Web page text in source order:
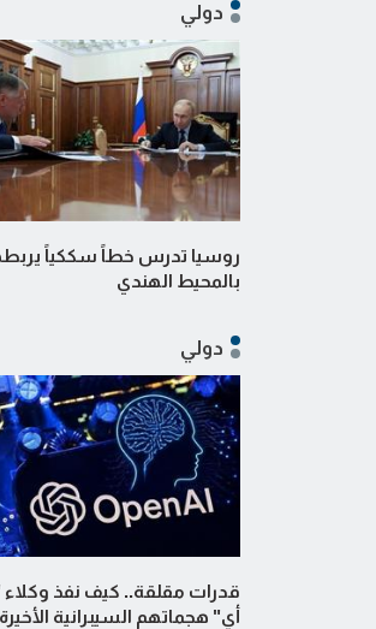
دولي
روسيا تدرس خطاً سككياً
بالمحيط الهندي
دولي
قدرات مقلقة.. كيف نفذ وكلاء
أي" هجماتهم السيبرانية